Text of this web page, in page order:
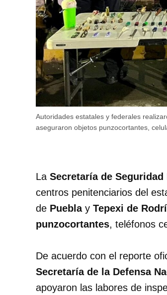
Autoridades estatales y federales
aseguraron objetos punzocortantes,
La Secretaría de Seguridad
centros penitenciarios del
de Pueblay Tepexi de
punzocortantes, teléfonos
De acuerdo con el reporte
Secretaría de la Defensa
apoyaron las labores de